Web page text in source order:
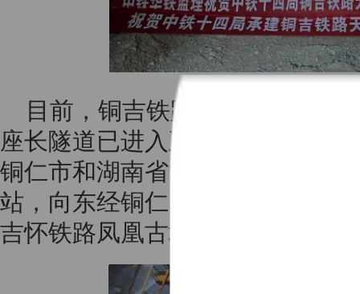
目前，铜吉铁路其余20座隧道
座长隧道已进入正洞施工阶段。
铜仁市和湖南省湘西州境内，线
站，向东经铜仁凤凰机场并新设
吉怀铁路凤凰古城站，线路全长